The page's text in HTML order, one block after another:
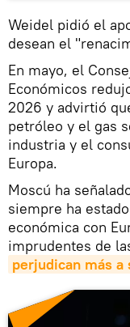
Weidel pidió el
desean el
En mayo, el
Económicos
2026 y advirtió
petróleo y el gas
industria y el
Europa.
Moscú ha
siempre ha
económica con
imprudentes de
perjudican más a